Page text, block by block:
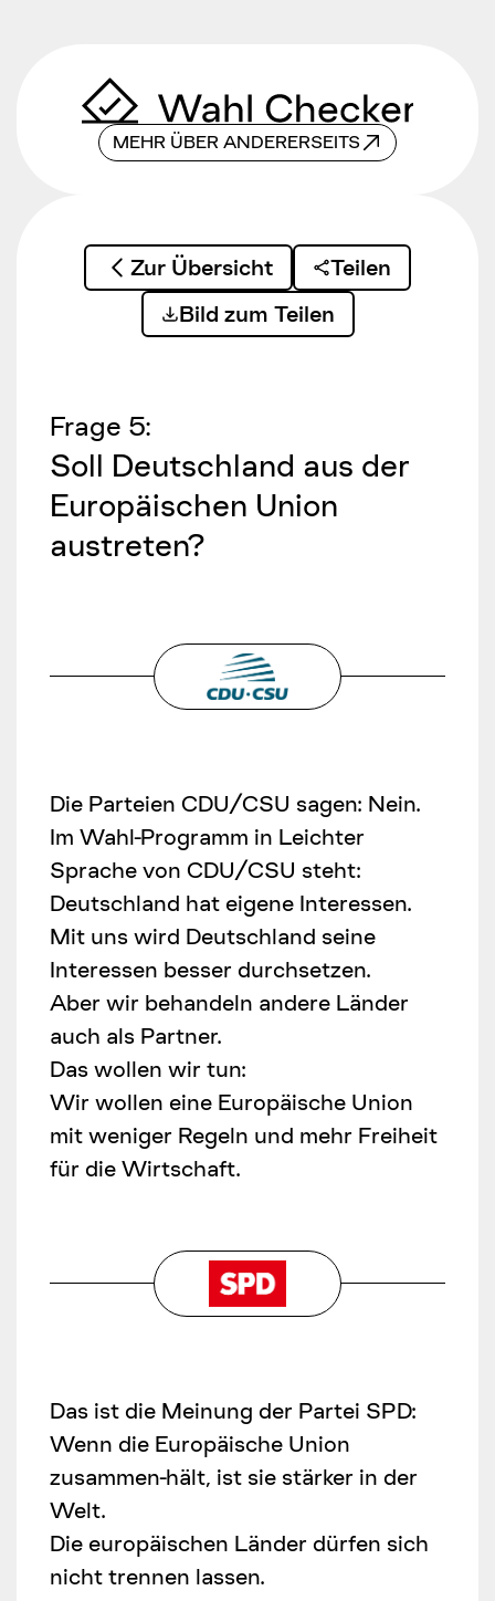
MEHR ÜBER ANDERERSEITS
Zur Übersicht
Teilen
Bild zum Teilen
Frage 5:
Soll Deutschland aus der
Europäischen Union
austreten?
Die Parteien CDU/CSU sagen: Nein.
Im Wahl-Programm in Leichter
Sprache von CDU/CSU steht:
Deutschland hat eigene Interessen.
Mit uns wird Deutschland seine
Interessen besser durchsetzen.
Aber wir behandeln andere Länder
auch als Partner.
Das wollen wir tun:
Wir wollen eine Europäische Union
mit weniger Regeln und mehr Freiheit
für die Wirtschaft.
Das ist die Meinung der Partei SPD:
Wenn die Europäische Union
zusammen-hält, ist sie stärker in der
Welt.
Die europäischen Länder dürfen sich
nicht trennen lassen.